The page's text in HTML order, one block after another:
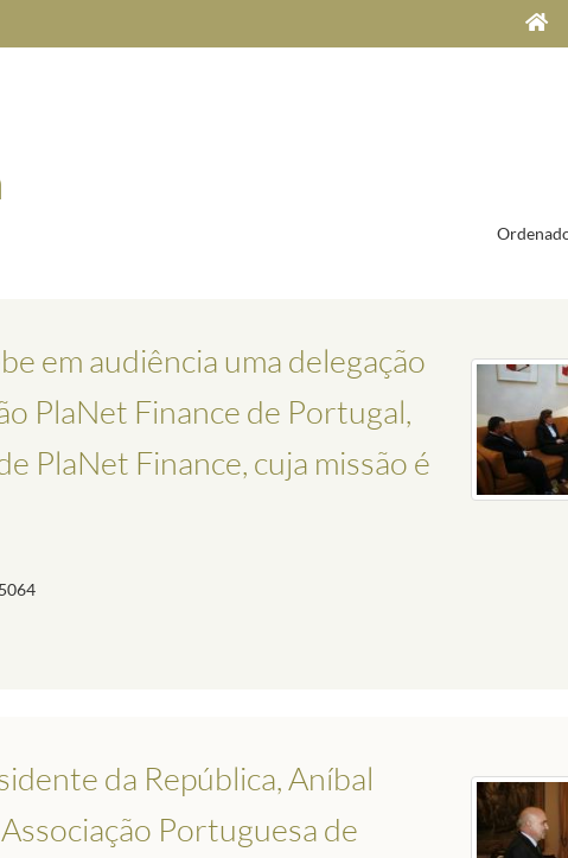
em audiência uma delegação
PlaNet Finance de Portugal,
PlaNet Finance, cuja missão é
da República, Aníbal
Portuguesa de